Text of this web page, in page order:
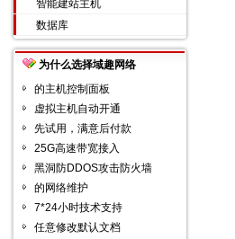
智能建站主机
数据库
为什么选择域趣网络
的主机控制面板
虚拟主机自动开通
先试用，满意后付款
25G高速带宽接入
黑洞防DDOS攻击防火墙
的网络维护
7*24小时技术支持
任意修改默认文档